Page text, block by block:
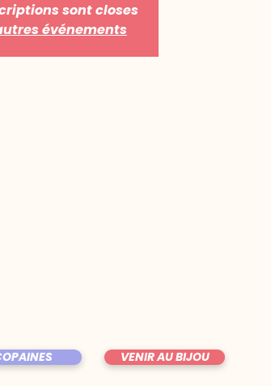
sont closes
événements
VENIR AU BIJOU